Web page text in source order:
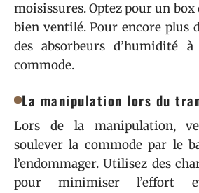
moisissures. Optez pour un box
bien ventilé. Pour encore plus
des absorbeurs d’humidité
commode.
La manipulation lors du
Lors de la manipulation,
soulever la commode par le
l’endommager. Utilisez des
pour minimiser l’effort